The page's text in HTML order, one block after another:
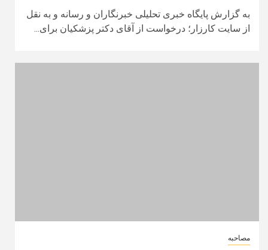
به گزارش پایگاه خبری تحلیلی خبرنگاران و رسانه و به نقل
از سایت کارزار؛ درخواست از آقای دکتر پزشکیان برای...
مصاحبه